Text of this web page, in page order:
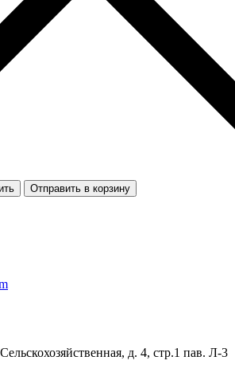
Отправить в корзину
д. 4, стр.1 пав. Л-3